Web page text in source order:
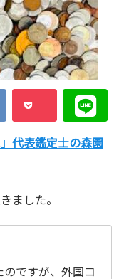
代表鑑定士の森園
ました。
ですが、外国コ